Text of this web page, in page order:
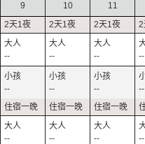
9
--
--
--
10
--
--
--
11
--
--
--
--
--
--